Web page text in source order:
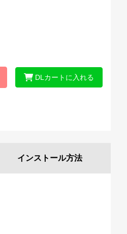
DLカートに入れる
インストール方法